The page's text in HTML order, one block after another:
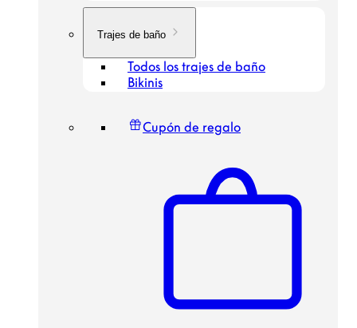
Trajes de baño
Todos los trajes de baño
Bikinis
Cupón de regalo